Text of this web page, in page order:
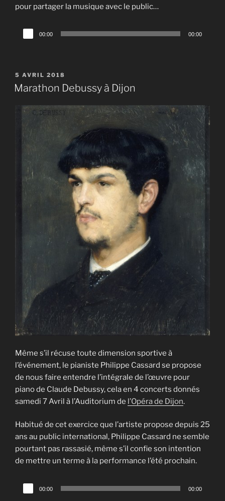
pour partager la musique avec le public…
Lecteur
audio
00:00 00:00
PUBLIÉ
LE
5 AVRIL 2018
Marathon Debussy à Dijon
Même s’il récuse toute dimension sportive à
l’événement, le pianiste Philippe Cassard se propose
de nous faire entendre l’intégrale de l’œuvre pour
piano de Claude Debussy, cela en 4 concerts donnés
samedi 7 Avril à l’Auditorium de l’Opéra de Dijon.
Habitué de cet exercice que l’artiste propose depuis 25
ans au public international, Philippe Cassard ne semble
pourtant pas rassasié, même s’il confie son intention
de mettre un terme à la performance l’été prochain.
Lecteur
audio
00:00 00:00